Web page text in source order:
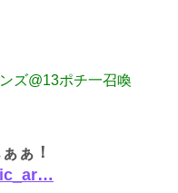
ズ@13ポチ一召喚
ぁ！